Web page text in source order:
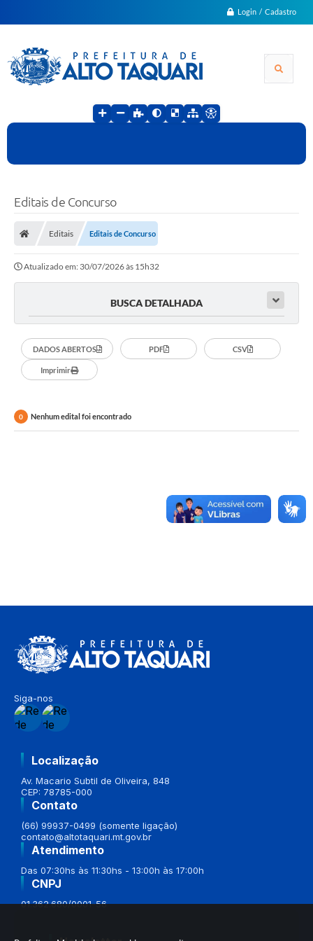
Login / Cadastro
Editais de Concurso
Editais Editais de Concurso
Atualizado em: 30/07/2026 às 15h32
BUSCA DETALHADA
DADOS ABERTOS PDF CSV
Imprimir
0 Nenhum edital foi encontrado
Siga-nos
Localização
Av. Macario Subtil de Oliveira, 848
CEP: 78785-000
Contato
(66) 99937-0499 (somente ligação)
contato@altotaquari.mt.gov.br
Atendimento
Das 07:30hs às 11:30hs - 13:00h às 17:00h
CNPJ
01.362.680/0001-56